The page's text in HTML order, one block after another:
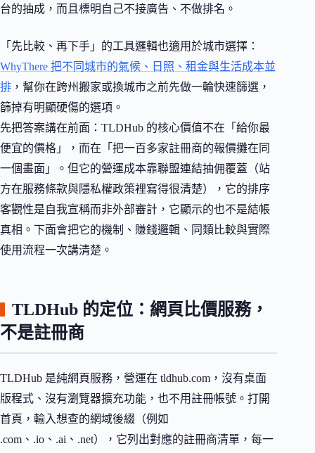
台的抽成，而且標明自己不接廣告、不做排名。
「先比較、再下手」的工具邏輯也適用於城市選擇：
WhyThere 把不同城市的氣候、日照、租金與生活成本並
排 ，幫你在跨州搬家或換城市之前先做一輪快速篩選，
篩掉有明顯硬傷的選項。
先把答案講在前面：TLDHub 的核心價值不在「給你最
便宜的價格」，而在「把一百多家註冊商的報價攤在同
一個畫面」。但它的營運成本靠聯盟連結抽佣覆蓋（站
方在服務條款與隱私權政策裡寫得很清楚），它的排序
客觀性是自我宣稱而非外部審計，它顯示的也不是結帳
真相。下面會把它的機制、賺錢邏輯、同類比較與實際
使用流程一次講清楚。
TLDHub 的定位：網頁比價服務，
不是註冊商
TLDHub 是純網頁服務，營運在 tldhub.com，沒有桌面
版程式、沒有瀏覽器擴充功能，也不用註冊帳號。打開
首頁，輸入想查的網域後綴（例如
.com、.io、.ai、.net），它列出對應的註冊商清單，每一